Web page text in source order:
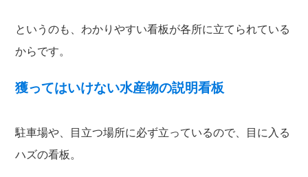
というのも、わかりやすい看板が各所に立てられている
からです。
獲ってはいけない水産物の説明看板
駐車場や、目立つ場所に必ず立っているので、目に入る
ハズの看板。